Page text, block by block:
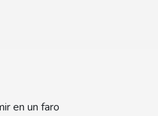
en un faro